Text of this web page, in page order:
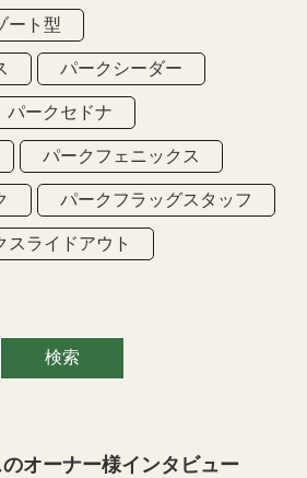
ート型
パークシーダー
パークセドナ
パークフェニックス
パークフラッグスタッフ
スライドアウト
のオーナー様インタビュー